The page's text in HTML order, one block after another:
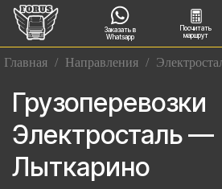
Заказать в
Whatsapp
Посчитать
маршрут
Главная / Направления /
Грузоперевозки
Электросталь —
Лыткарино